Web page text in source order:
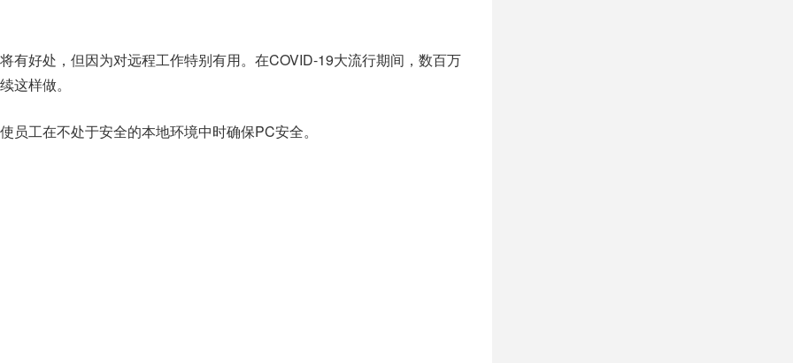
有好处，但因为对远程工作特别有用。在COVID-19大流行期间，数百万
这样做。
员工在不处于安全的本地环境中时确保PC安全。